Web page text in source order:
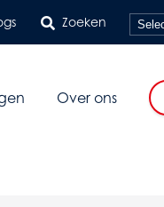
Zoeken
Over ons